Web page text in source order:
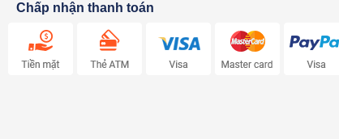
Chấp nhận thanh toán